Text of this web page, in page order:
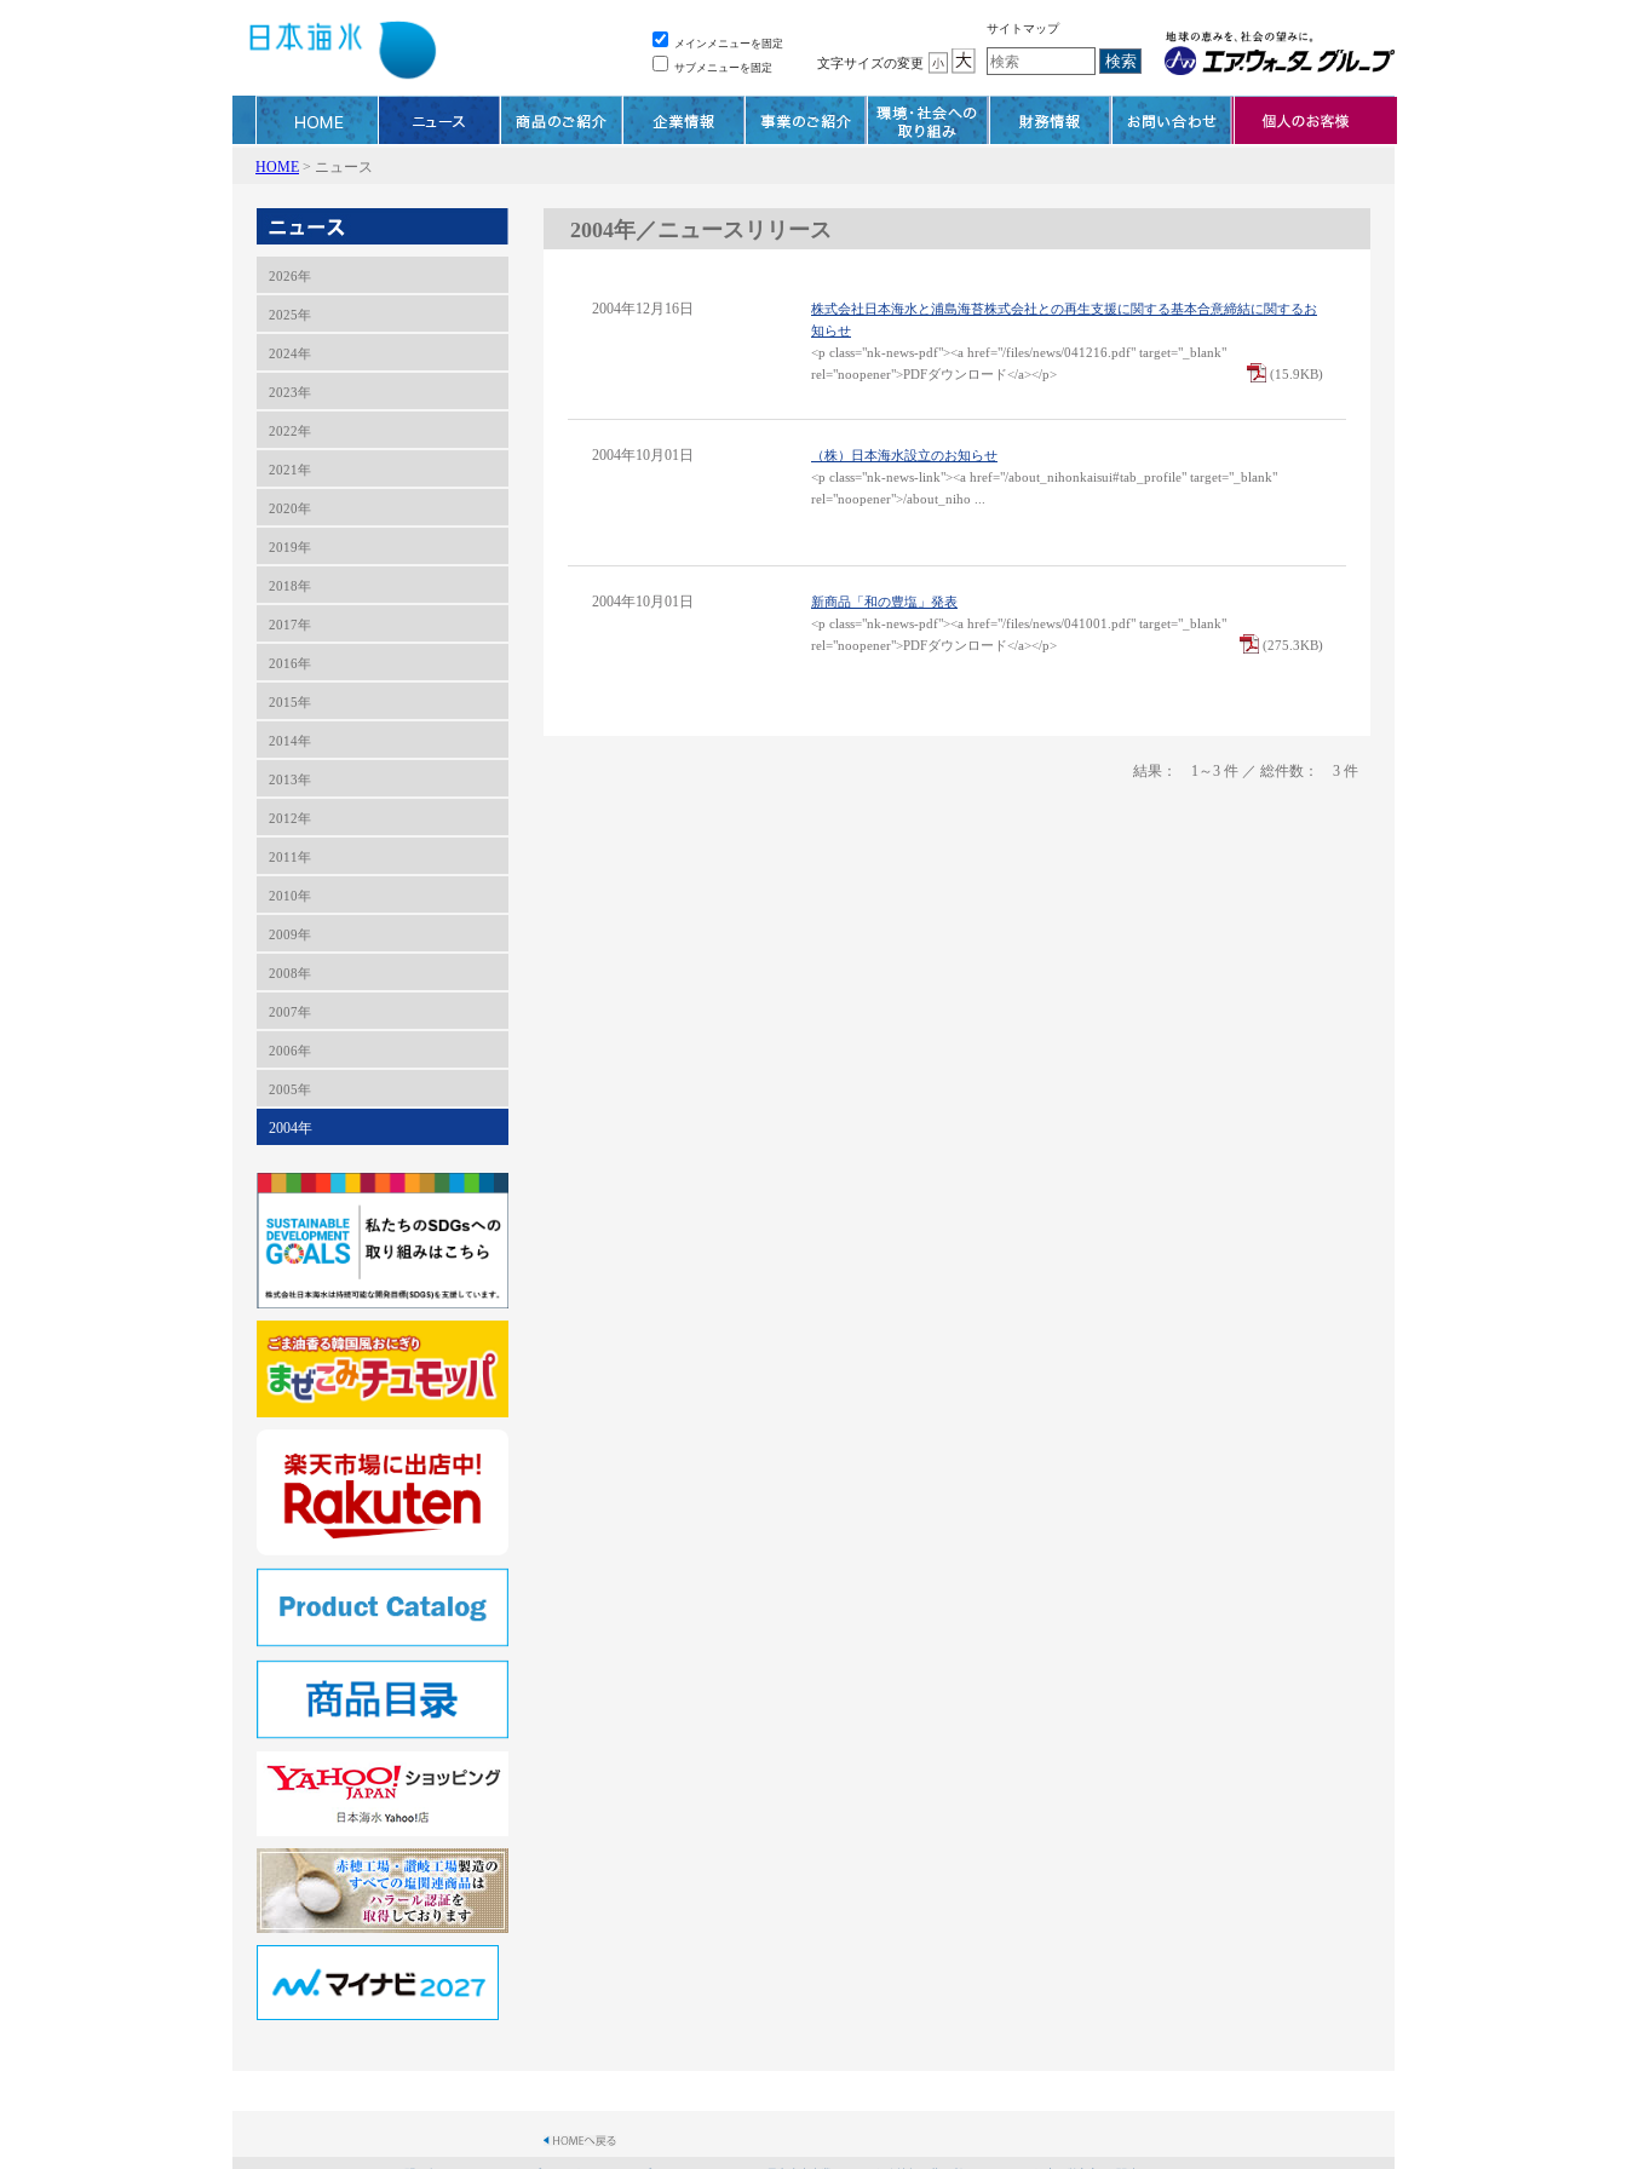
メインメニューを固定
サブメニューを固定
文字サイズの変更
サイトマップ
HOME > ニュース
2004年／ニュースリリース
2004年12月16日
株式会社日本海水と浦島海苔株式会社との再生支援に関する基本合意締結に関するお
知らせ
<p class="nk-news-pdf"><a href="/files/news/041216.pdf" target="_blank"
rel="noopener">PDFダウンロード</a></p>
(15.9KB)
2004年10月01日
（株）日本海水設立のお知らせ
<p class="nk-news-link"><a href="/about_nihonkaisui#tab_profile" target="_blank"
rel="noopener">/about_niho ...
2004年10月01日
新商品「和の豊塩」発表
<p class="nk-news-pdf"><a href="/files/news/041001.pdf" target="_blank"
rel="noopener">PDFダウンロード</a></p>
(275.3KB)
結果： 1～3 件 ／ 総件数： 3 件
2026年
2025年
2024年
2023年
2022年
2021年
2020年
2019年
2018年
2017年
2016年
2015年
2014年
2013年
2012年
2011年
2010年
2009年
2008年
2007年
2006年
2005年
2004年